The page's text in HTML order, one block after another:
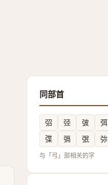
同部首
弨 弪 㢰 弭
弽
㣂 㢯 㢱
与「弓」部相关的字